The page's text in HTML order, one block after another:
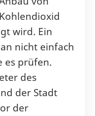
wird. Ein
nicht einfach
es prüfen.
des
der Stadt
der